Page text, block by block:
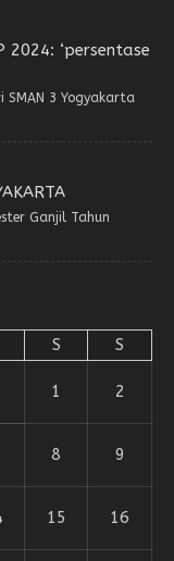
2024: ‘persentase
3 Yogyakarta
Ganjil Tahun
S S
1 2
8 9
15 16